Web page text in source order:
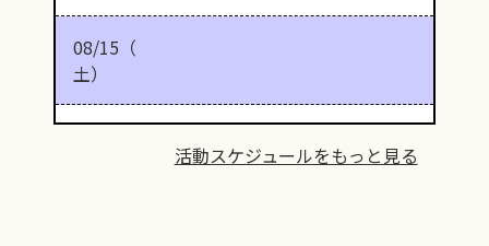
08/15（
土）
活動スケジュールをもっと見る